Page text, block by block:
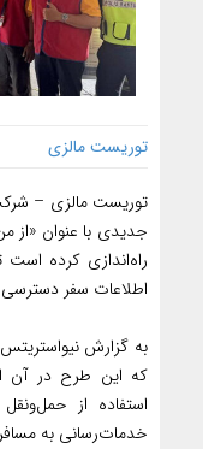
توریست مالزی
توریست مالزی –
جدیدی با عنوان «از
راه‌اندازی کرده است
اطلاعات سفر دسترسی
به گزارش
که این طرح در آن
استفاده از
خدمات‌رسانی به